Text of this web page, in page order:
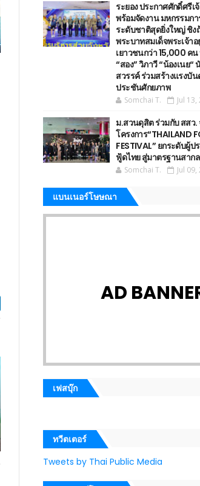
ระยอง ประกาศศักดิ์ศรีเ
พร้อมจัดงาน มหกรรมก
ระดับชาติสุดยิ่งใหญ่ ชิง
พระบาทสมเด็จพระเจ้า
เยาวชนกว่า 15,000 ค
“สอง” วิภาวี “น้องเนย
สวรรค์ ร่วมสร้างแรงบั
ประชันศักยภาพ
Somchai T. Jul
ม.สวนดุสิต ร่วมกับ สสว
โครงการ“THAILAND
FESTIVAL” ยกระดับผู้
ฟู้ดไทย สู่มาตรฐานสากล
Somchai T. Jul
แบนเนอร์โษษณา
AD
เฟสบุ๊ก
ทวีตเตอร์
Tweets by Thai Public Media